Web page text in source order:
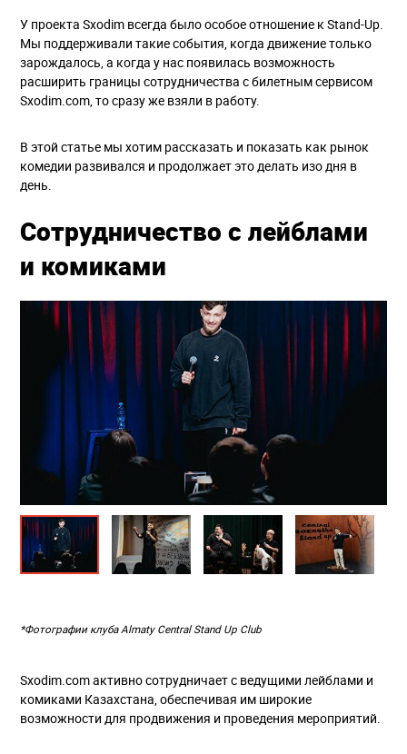
У проекта Sxodim всегда было особое отношение к Stand-Up.
Мы поддерживали такие события, когда движение только
зарождалось, а когда у нас появилась возможность
расширить границы сотрудничества с билетным сервисом
Sxodim.com, то сразу же взяли в работу.
В этой статье мы хотим рассказать и показать как рынок
комедии развивался и продолжает это делать изо дня в
день.
Сотрудничество с лейблами
и комиками
*Фотографии клуба Almaty Central Stand Up Club
Sxodim.com активно сотрудничает с ведущими лейблами и
комиками Казахстана, обеспечивая им широкие
возможности для продвижения и проведения мероприятий.